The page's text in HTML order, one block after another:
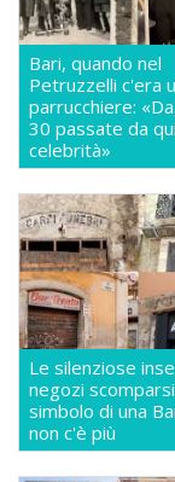
Bari, quando nel
Petruzzelli c'era
parrucchiere:
30 passate da
celebrità»
Le silenziose
negozi
simbolo di una
non c'è più